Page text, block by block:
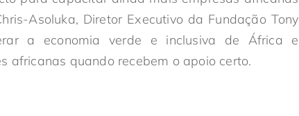
Asoluka, Diretor Executivo da Fundação Tony
a economia verde e inclusiva de África e
africanas quando recebem o apoio certo.